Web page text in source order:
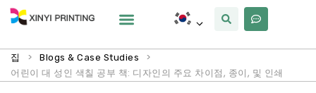
집 > Blogs & Case Studies
>
어린이 대 성인 색칠 공부 책: 디자인의 주요 차이점, 종이, 및 인쇄